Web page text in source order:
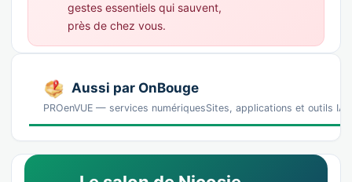
gestes essentiels qui sauvent,
près de chez vous.
Aussi par OnBouge
PROenVUE — services numériquesSites, applications et outils